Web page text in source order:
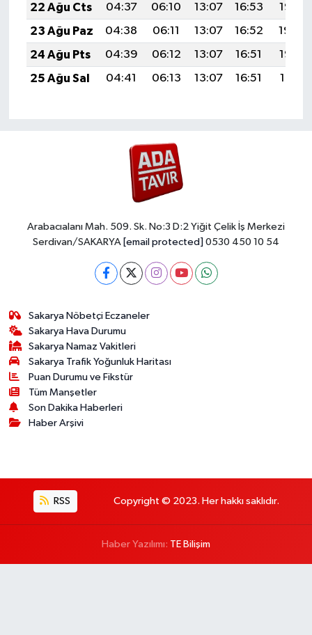
22 Ağu Cts
04:37 06:10 13:07 16:53
19:55
23 Ağu Paz
04:38 06:11 13:07 16:52
19:54
24 Ağu Pts
04:39 06:12 13:07 16:51
19:52
25 Ağu Sal
04:41 06:13 13:07 16:51 19:51
Arabacıalanı Mah. 509. Sk. No:3 D:2 Yiğit Çelik İş Merkezi
Serdivan/SAKARYA [email protected] 0530 450 10 54
Sakarya Nöbetçi Eczaneler
Sakarya Hava Durumu
Sakarya Namaz Vakitleri
Sakarya Trafik Yoğunluk Haritası
Puan Durumu ve Fikstür
Tüm Manşetler
Son Dakika Haberleri
Haber Arşivi
RSS Copyright © 2023. Her hakkı saklıdır.
Haber Yazılımı: TE Bilişim